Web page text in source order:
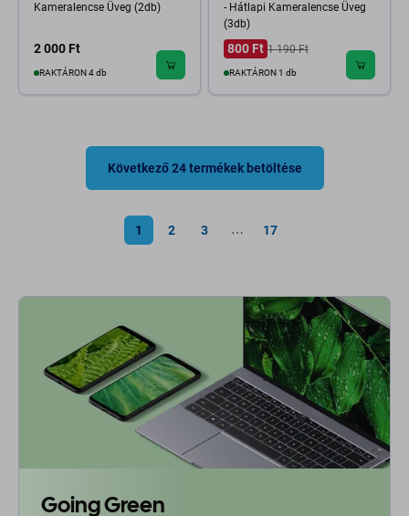
Kameralencse Üveg (2db)
2 000 Ft
RAKTÁRON 4 db
- Hátlapi Kameralencse Üveg
(3db)
800 Ft 1 190 Ft
RAKTÁRON 1 db
Következő 24 termékek betöltése
1 2 3 ⋯ 17
Going Green